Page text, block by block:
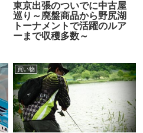
東京出張のついでに中古屋
巡り～廃盤商品から野尻湖
トーナメントで活躍のルア
ーまで収穫多数～
買い物